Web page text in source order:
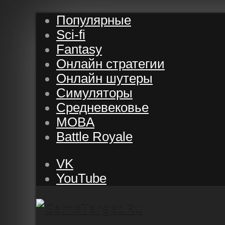
Популярные
Sci-fi
Fantasy
Онлайн стратегии
Онлайн шутеры
Симуляторы
Средневековье
MOBA
Battle Royale
VK
YouTube